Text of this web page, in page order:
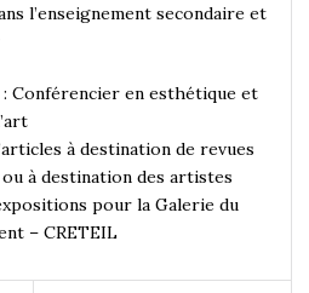
l’enseignement secondaire et
: Conférencier en esthétique et
à destination de revues
à destination des artistes
pour la Galerie du
– CRETEIL